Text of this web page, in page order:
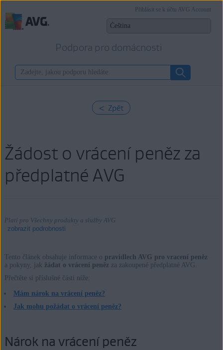
Podpora pro domácnosti
Přihlásit se k účtu AVG Account
< Zpět
Žádost o vrácení peněz za
předplatné AVG
Platí pro Všechny produkty a služby AVG
zobrazit podrobnosti
Produkty:
Všechny produkty a služby AVG
Tento článek obsahuje informace o pravidlech AVG pro vracení peněz
a pokyny, jak žádat o vrácení penězza zakoupené předplatné AVG.
Přečtěte si příslušné části níže:
Mám nárok na vrácení peněz?
Jak mohu požádat o vrácení peněz?
Nárok na vrácení peněz